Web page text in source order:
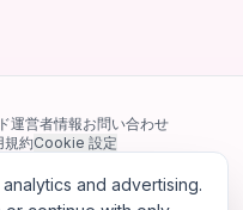
運営者情報お問い合わせ
規約Cookie 設定
広告ネットワークを利用してい
してパーソナライズ広告を配信
and advertising.